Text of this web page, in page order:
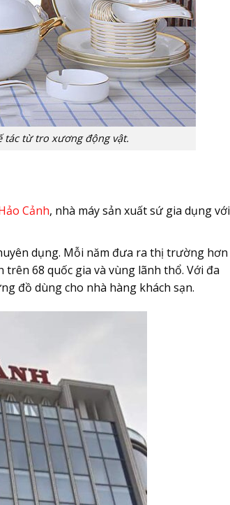
tác từ tro xương động vật.
Cảnh, nhà máy sản xuất sứ gia dụng với
dụng. Mỗi năm đưa ra thị trường hơn
trên 68 quốc gia và vùng lãnh thổ. Với đa
đồ dùng cho nhà hàng khách sạn.